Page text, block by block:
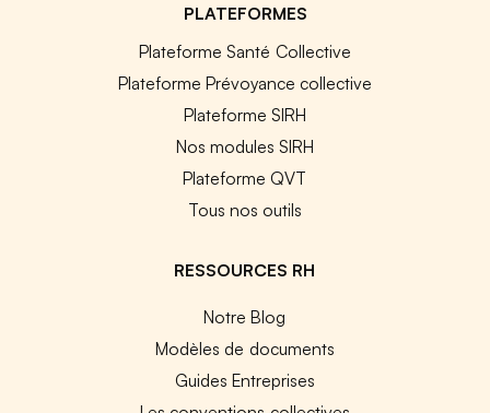
PLATEFORMES
Plateforme Santé Collective
Plateforme Prévoyance collective
Plateforme SIRH
Nos modules SIRH
Plateforme QVT
Tous nos outils
RESSOURCES RH
Notre Blog
Modèles de documents
Guides Entreprises